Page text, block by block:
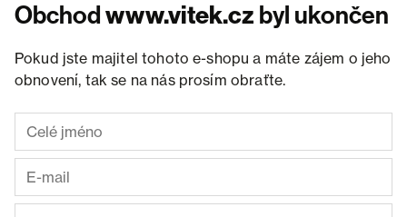
Obchodwww.vitek.cz byl ukončen
Pokud jste majitel tohoto e-shopu a máte zájem o jeho
obnovení, tak se na nás prosím obraťte.